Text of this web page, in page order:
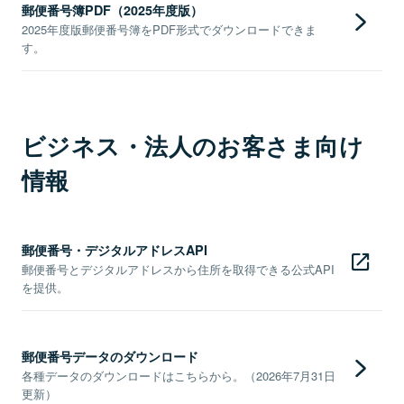
郵便番号簿PDF（2025年度版）
2025年度版郵便番号簿をPDF形式でダウンロードできま
す。
ビジネス・法人のお客さま向け
情報
郵便番号・デジタルアドレスAPI
郵便番号とデジタルアドレスから住所を取得できる公式API
を提供。
郵便番号データのダウンロード
各種データのダウンロードはこちらから。（2026年7月31日
更新）